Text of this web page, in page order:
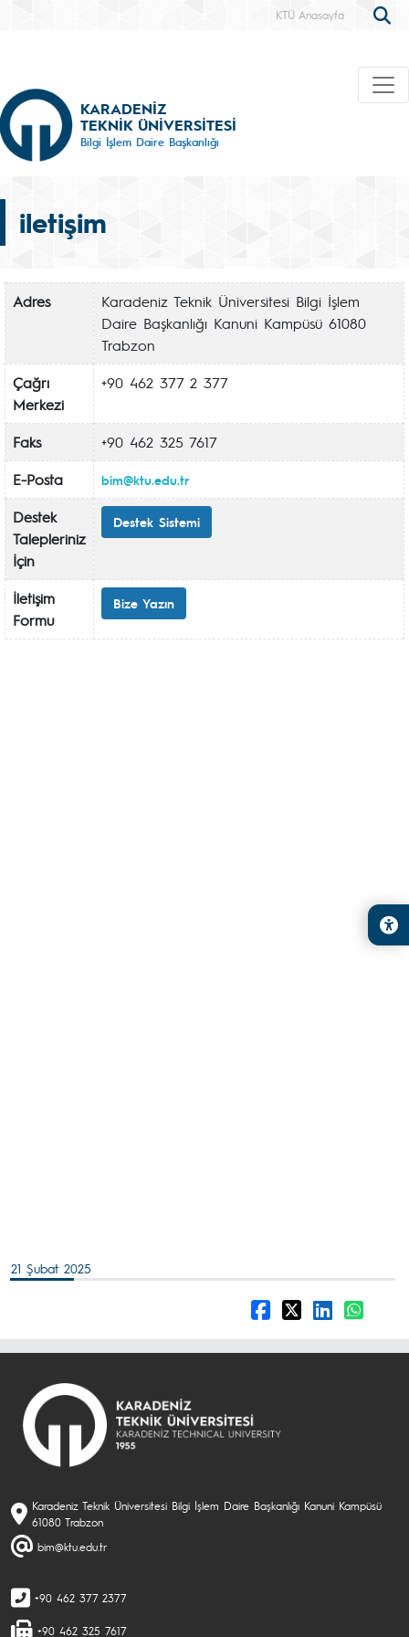
KTÜ Anasayfa
KARADENİZ
TEKNİK ÜNİVERSİTESİ
Bilgi İşlem Daire Başkanlığı
iletişim
Adres
Karadeniz Teknik Üniversitesi Bilgi İşlem
Daire Başkanlığı Kanuni Kampüsü 61080
Trabzon
Çağrı
Merkezi
+90 462 377 2 377
Faks
+90 462 325 7617
E-Posta
bim@ktu.edu.tr
Destek
Talepleriniz
İçin
Destek Sistemi
İletişim
Formu
Bize Yazın
21 Şubat 2025
Karadeniz Teknik Üniversitesi Bilgi İşlem Daire Başkanlığı Kanuni Kampüsü
61080 Trabzon
bim@ktu.edu.tr
+90 462 377 2377
+90 462 325 7617